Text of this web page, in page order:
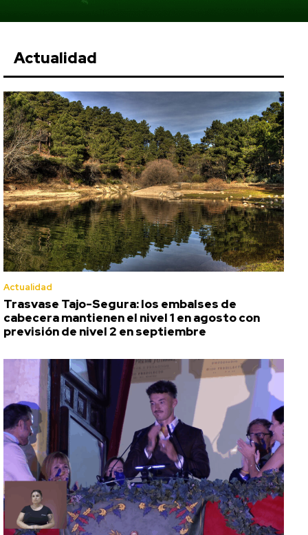
Actualidad
Actualidad
Trasvase Tajo-Segura: los embalses de
cabecera mantienen el nivel 1 en agosto con
previsión de nivel 2 en septiembre